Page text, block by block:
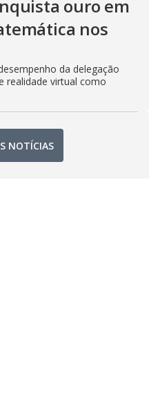
ouro em
nos
da delegação
realidade virtual como
NOTÍCIAS